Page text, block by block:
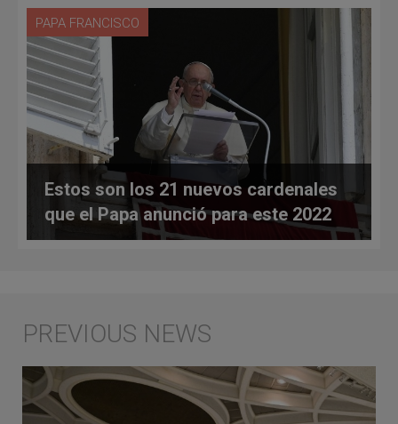
PAPA FRANCISCO
Estos son los 21 nuevos cardenales
que el Papa anunció para este 2022